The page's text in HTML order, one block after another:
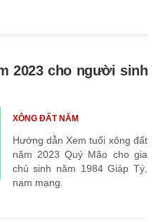
2023 cho người sinh
Hướng dẫn Xem tuổi xông đất
năm 2023 Quý Mão cho gia
chủ sinh năm 1984 Giáp Tý,
nam mạng.
XÔNG ĐẤT NĂM